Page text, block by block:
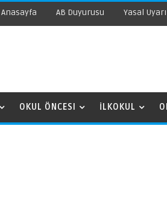
Anasayfa AB Duyurusu Yasal Uyarı
OKUL ÖNCESI İLKOKUL